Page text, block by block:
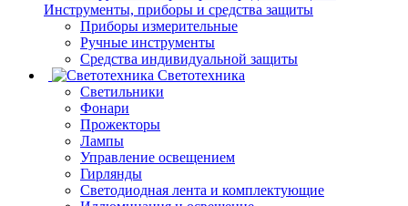
Инструменты, приборы и средства защиты
Приборы измерительные
Ручные инструменты
Средства индивидуальной защиты
Светотехника
Светильники
Фонари
Прожекторы
Лампы
Управление освещением
Гирлянды
Светодиодная лента и комплектующие